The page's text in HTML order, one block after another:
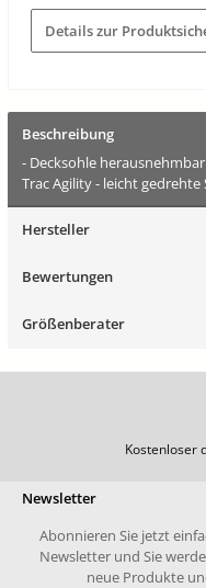
Details zur
Beschreibung
- Decksohle
Trac Agility - leicht
Hersteller
Bewertungen
Größenberater
Kostenloser
Newsletter
Abonnieren Sie jetzt
Newsletter und Sie
neue Produkte